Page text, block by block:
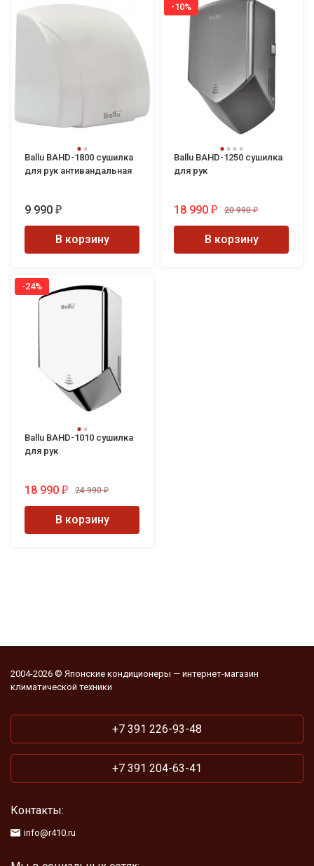
Ballu BAHD-1800 сушилка
для рук антивандальная
9 990 ₽
В корзину
-10%
Ballu BAHD-1250 сушилка
для рук
18 990 ₽ 20 990 ₽
В корзину
-24%
Ballu BAHD-1010 сушилка
для рук
18 990 ₽ 24 990 ₽
В корзину
2004-2026 © Японские кондиционеры — интернет-магазин
климатической техники
+7 391 226-93-48
+7 391 204-63-41
Контакты:
info@r410.ru